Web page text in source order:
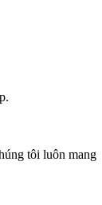
tôi luôn mang